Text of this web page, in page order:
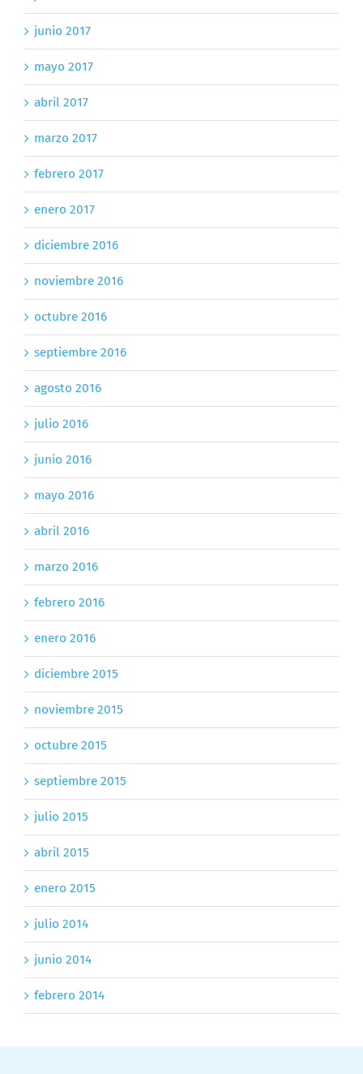
junio 2017
mayo 2017
abril 2017
marzo 2017
febrero 2017
enero 2017
diciembre 2016
noviembre 2016
octubre 2016
septiembre 2016
agosto 2016
julio 2016
junio 2016
mayo 2016
abril 2016
marzo 2016
febrero 2016
enero 2016
diciembre 2015
noviembre 2015
octubre 2015
septiembre 2015
julio 2015
abril 2015
enero 2015
julio 2014
junio 2014
febrero 2014